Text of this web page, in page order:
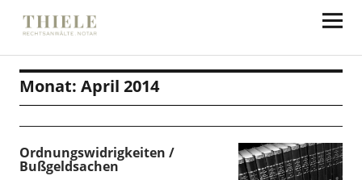
Thiele Rechtsanwälte
Monat: April 2014
Ordnungswidrigkeiten /
Bußgeldsachen